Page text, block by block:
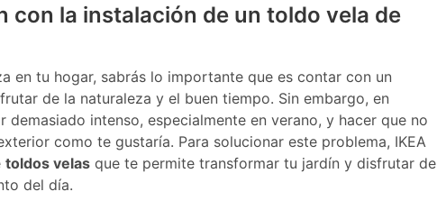
con la instalación de un toldo vela de
en tu hogar, sabrás lo importante que es contar con un
de la naturaleza y el buen tiempo. Sin embargo, en
demasiado intenso, especialmente en verano, y hacer que no
como te gustaría. Para solucionar este problema, IKEA
toldos velas que te permite transformar tu jardín y disfrutar de
del día.